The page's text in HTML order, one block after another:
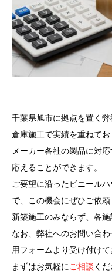
千葉県旭市に拠点を置く
倉庫施工で実績を重ねてお
メーカー各社の製品に対
応えることができます。
ご要望に沿ったビニール
で、この機会にぜひご依頼
新築施工のみならず、各
なお、弊社へのお問い合
用フォームより受け付けて
まずはお気軽に ご相談 くだ